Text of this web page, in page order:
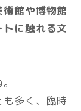
術館や博物館
に触れる文
多く、臨時